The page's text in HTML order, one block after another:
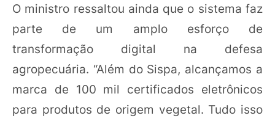
O ministro ressaltou ainda que o sistema faz
parte de um amplo esforço de
transformação digital na defesa
agropecuária. “Além do Sispa, alcançamos a
marca de 100 mil certificados eletrônicos
para produtos de origem vegetal. Tudo isso